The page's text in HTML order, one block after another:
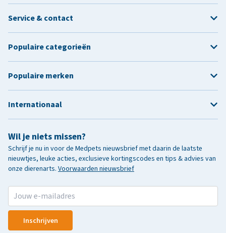
Wil je niets missen?
Schrijf je nu in voor de Medpets nieuwsbrief met daarin de laatste
nieuwtjes, leuke acties, exclusieve kortingscodes en tips & advies van
onze dierenarts. Voorwaarden nieuwsbrief
Inschrijven
Service & contact
Populaire categorieën
Populaire merken
Internationaal